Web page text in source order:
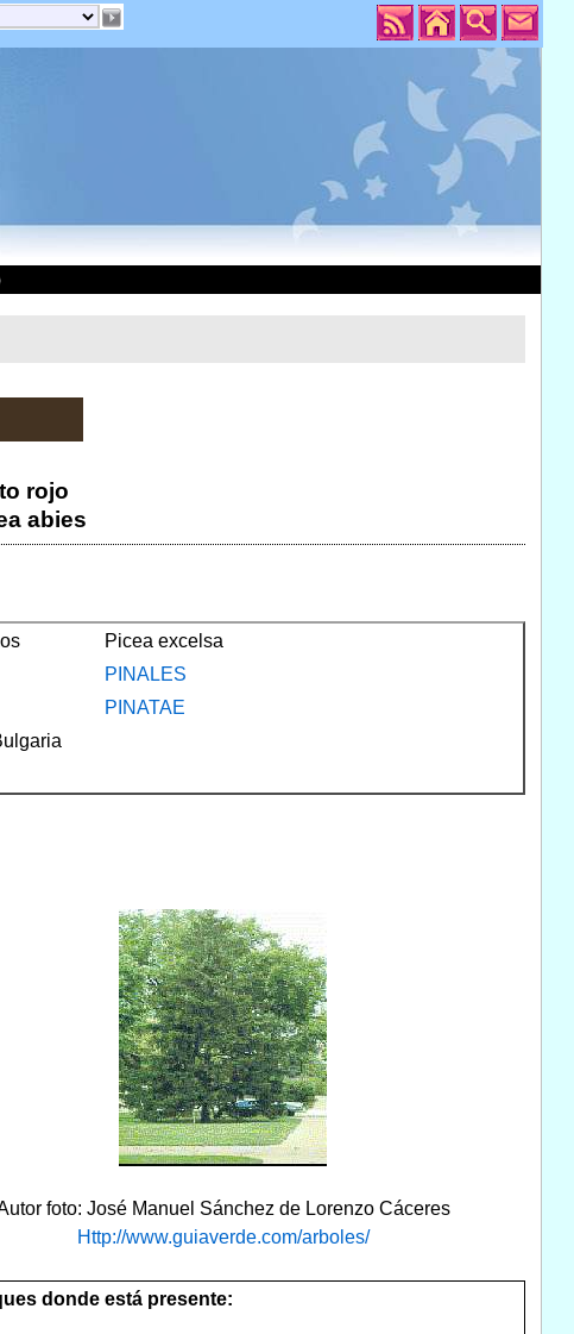
rojo
abies
Picea excelsa
PINALES
PINATAE
foto: José Manuel Sánchez de Lorenzo Cáceres
Http://www.guiaverde.com/arboles/
donde está presente: